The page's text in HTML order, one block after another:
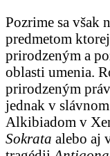
Pozrime sa však
predmetom
prirodzeným a
oblasti umenia.
prirodzeným
jednak v
Alkibiadom v
Sokrata alebo aj